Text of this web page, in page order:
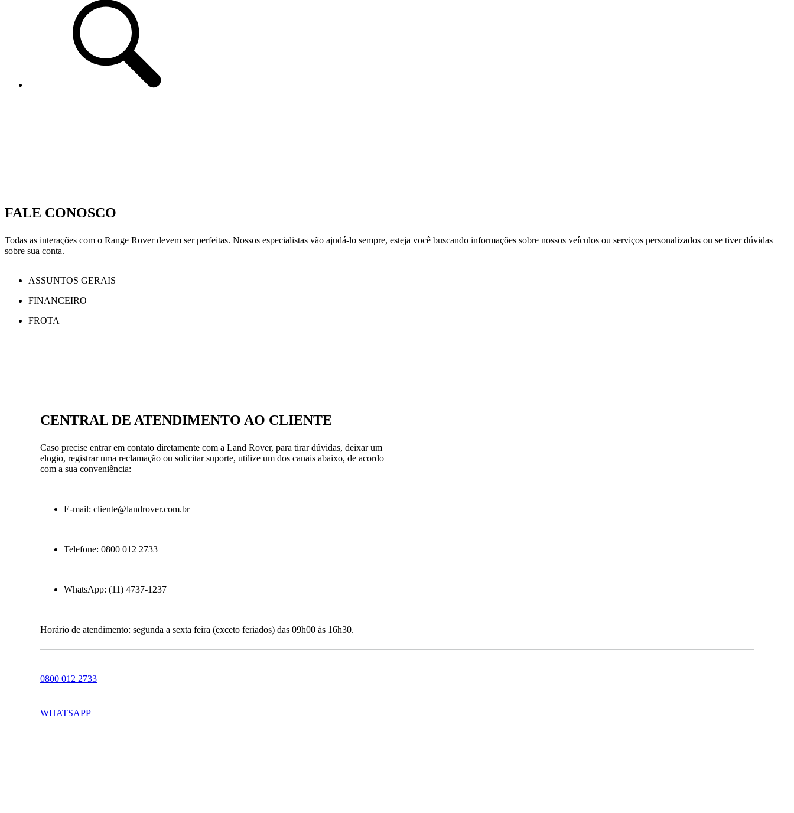
FALE CONOSCO
Todas as interações com o Range Rover devem ser perfeitas. Nossos especialistas vão ajudá-lo sempre, esteja você buscando informações sobre nossos veículos ou serviços personalizados ou se tiver dúvidas
sobre sua conta.
ASSUNTOS GERAIS
FINANCEIRO
FROTA
CENTRAL DE ATENDIMENTO AO CLIENTE
Caso precise entrar em contato diretamente com a Land Rover, para tirar dúvidas, deixar um
elogio, registrar uma reclamação ou solicitar suporte, utilize um dos canais abaixo, de acordo
com a sua conveniência:
E-mail: cliente@landrover.com.br
Telefone: 0800 012 2733
WhatsApp: (11) 4737-1237
Horário de atendimento: segunda a sexta feira (exceto feriados) das 09h00 às 16h30.
0800 012 2733
WHATSAPP